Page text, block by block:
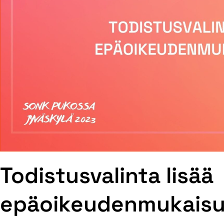
Todistusvalinta lisää